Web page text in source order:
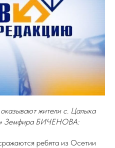
жители с. Цалыка
Земфира БИЧЕНОВА:
ребята из Осетии